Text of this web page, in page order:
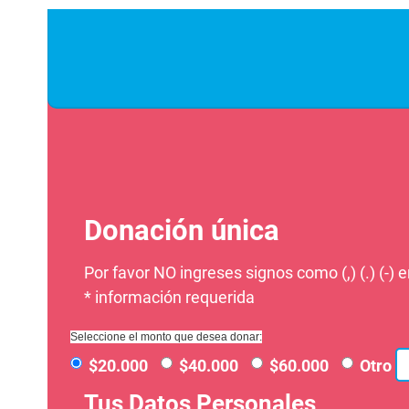
Donación única
Por favor NO ingreses signos como (,) (.) (-)
* información requerida
Seleccione el monto que desea donar:
$20.000 $40.000 $60.000 Otro